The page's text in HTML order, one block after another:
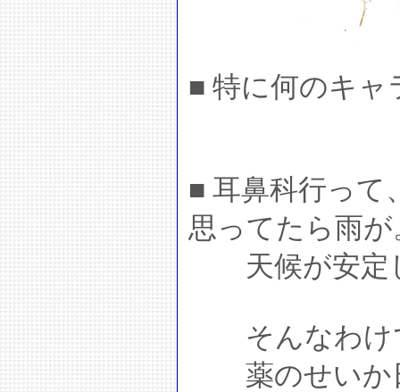
■ 特に何のキャ
■ 耳鼻科行って
思ってたら雨が
天候が安定
そんなわけ
薬のせいか